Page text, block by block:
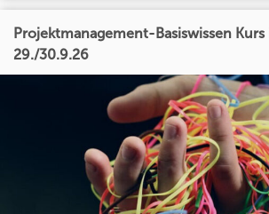
Projektmanagement-Basiswissen
29./30.9.26